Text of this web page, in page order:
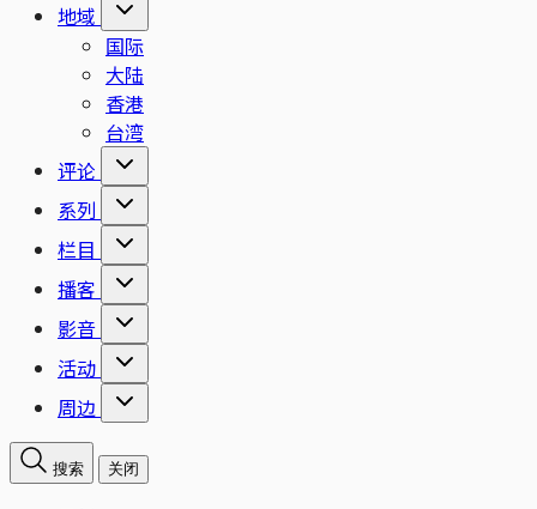
地域
国际
大陆
香港
台湾
评论
系列
栏目
播客
影音
活动
周边
搜索 关闭